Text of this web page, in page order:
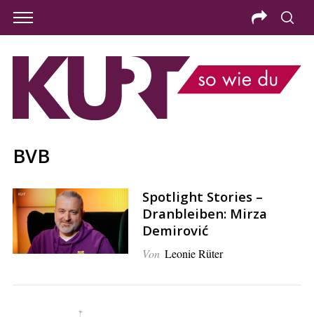
BVB
Spotlight Stories –
Dranbleiben: Mirza
Demirović
Von Leonie Rüter